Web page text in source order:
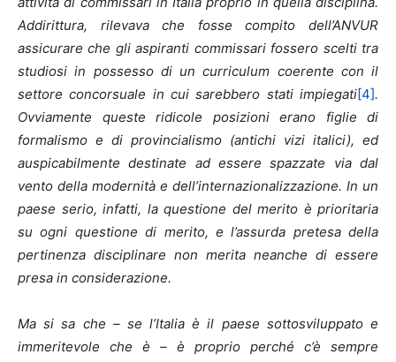
Addirittura, rilevava che fosse compito dell’ANVUR
assicurare che gli aspiranti commissari fossero scelti tra
studiosi in possesso di un curriculum coerente con il
settore concorsuale in cui sarebbero stati impiegati[4].
Ovviamente queste ridicole posizioni erano figlie di
formalismo e di provincialismo (antichi vizi italici), ed
auspicabilmente destinate ad essere spazzate via dal
vento della modernità e dell’internazionalizzazione. In un
paese serio, infatti, la questione del merito è prioritaria
su ogni questione di merito, e l’assurda pretesa della
pertinenza disciplinare non merita neanche di essere
presa in considerazione.
Ma si sa che – se l’Italia è il paese sottosviluppato e
immeritevole che è – è proprio perché c’è sempre